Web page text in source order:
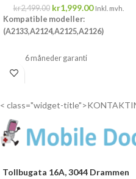
kr2,499.00 kr1,999.00 Inkl. mvh.
Kompatible modeller:
(A2133,A2124,A2125,A2126)
6 måneder garanti
< class="widget-
Tollbugata 16A, 3044 Drammen